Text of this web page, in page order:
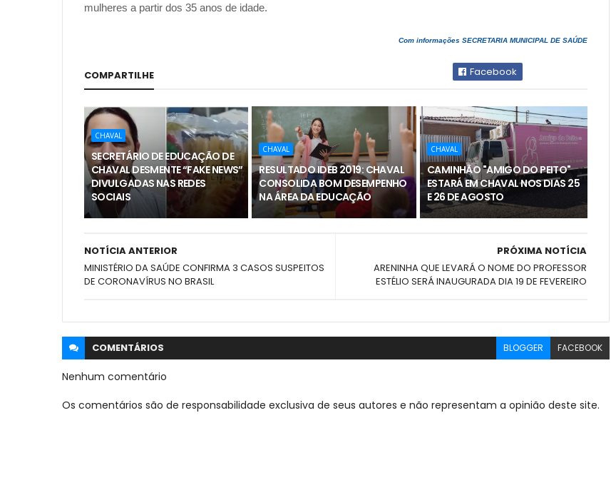
mulheres a partir dos 35 anos de idade.
Com informações SECRETARIA MUNICIPAL DE SAÚDE
COMPARTILHE Facebook
CHAVAL
SECRETÁRIO DE EDUCAÇÃO DE
CHAVAL DESMENTE “FAKE NEWS”
DIVULGADAS NAS REDES
SOCIAIS
CHAVAL
RESULTADO IDEB 2019: CHAVAL
CONSOLIDA BOM DESEMPENHO
NA ÁREA DA EDUCAÇÃO
CHAVAL
CAMINHÃO "AMIGO DO PEITO"
ESTARÁ EM CHAVAL NOS DIAS 25
E 26 DE AGOSTO
PRÓXIMA NOTÍCIA
ARENINHA QUE LEVARÁ O NOME DO PROFESSOR
ESTÉLIO SERÁ INAUGURADA DIA 19 DE FEVEREIRO
NOTÍCIA ANTERIOR
MINISTÉRIO DA SAÚDE CONFIRMA 3 CASOS SUSPEITOS
DE CORONAVÍRUS NO BRASIL
COMENTÁRIOS BLOGGER FACEBOOK
Nenhum comentário
Os comentários são de responsabilidade exclusiva de seus autores e não representam a opinião deste site.